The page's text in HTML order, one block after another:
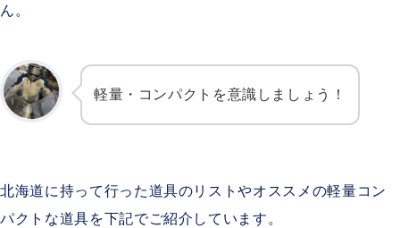
ん。
軽量・コンパクトを意識しましょう！
北海道に持って行った道具のリストやオススメの軽量コン
パクトな道具を下記でご紹介しています。